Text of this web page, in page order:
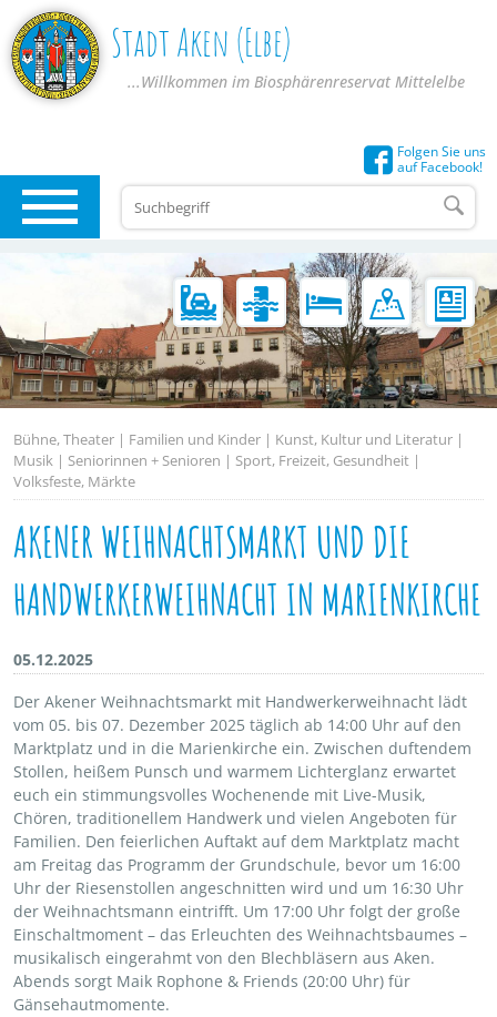
Stadt Aken (Elbe)
...Willkommen im Biosphärenreservat Mittelelbe
Folgen Sie uns
auf Facebook!
Bühne, Theater | Familien und Kinder | Kunst, Kultur und Literatur |
Musik | Seniorinnen + Senioren | Sport, Freizeit, Gesundheit |
Volksfeste, Märkte
AKENER WEIHNACHTSMARKT UND DIE
HANDWERKERWEIHNACHT IN MARIENKIRCHE
05.12.2025
Der Akener Weihnachtsmarkt mit Handwerkerweihnacht lädt
vom 05. bis 07. Dezember 2025 täglich ab 14:00 Uhr auf den
Marktplatz und in die Marienkirche ein. Zwischen duftendem
Stollen, heißem Punsch und warmem Lichterglanz erwartet
euch ein stimmungsvolles Wochenende mit Live-Musik,
Chören, traditionellem Handwerk und vielen Angeboten für
Familien. Den feierlichen Auftakt auf dem Marktplatz macht
am Freitag das Programm der Grundschule, bevor um 16:00
Uhr der Riesenstollen angeschnitten wird und um 16:30 Uhr
der Weihnachtsmann eintrifft. Um 17:00 Uhr folgt der große
Einschaltmoment – das Erleuchten des Weihnachtsbaumes –
musikalisch eingerahmt von den Blechbläsern aus Aken.
Abends sorgt Maik Rophone & Friends (20:00 Uhr) für
Gänsehautmomente.